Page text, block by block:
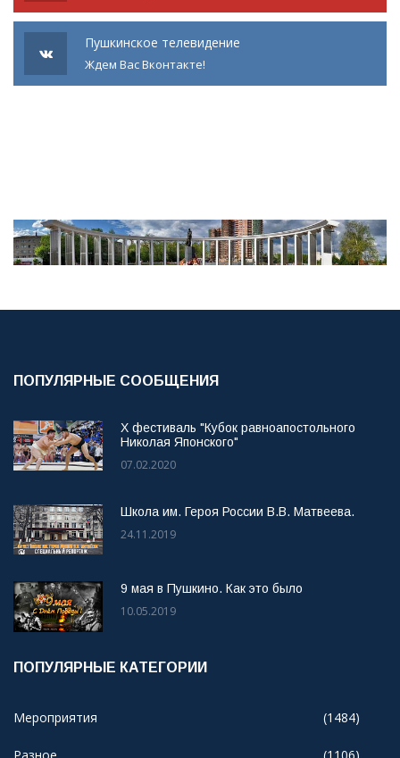
Пушкинское телевидение
Ждем Вас Вконтакте!
ПОПУЛЯРНЫЕ СООБЩЕНИЯ
X фестиваль "Кубок равноапостольного
Николая Японского"
07.02.2020
Школа им. Героя России В.В. Матвеева.
24.11.2019
9 мая в Пушкино. Как это было
10.05.2019
ПОПУЛЯРНЫЕ КАТЕГОРИИ
Мероприятия (1484)